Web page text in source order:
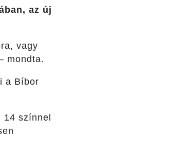
az új
vagy
mondta.
a Bíbor
színnel